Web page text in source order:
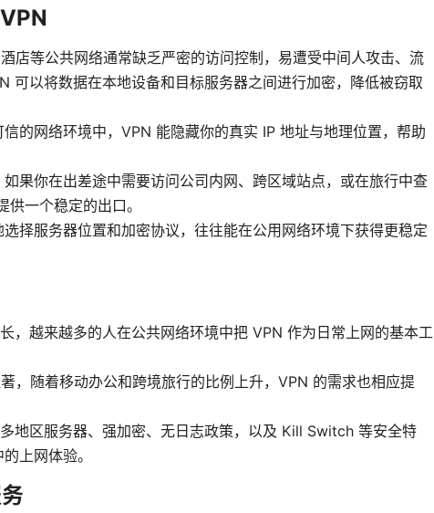
店等公共网络通常缺乏严密的访问控制，易遭受中间人攻击、流
可以将数据在本地设备和目标服务器之间进行加密，降低被窃取
的网络环境中，VPN 能隐藏你的真实 IP 地址与地理位置，帮助
果你在出差途中需要访问公司内网、跨区域站点，或在旅行中查
一个稳定的出口。
择服务器位置和加密协议，往往能在公用网络环境下获得更稳定
，越来越多的人在公共网络环境中把 VPN 作为日常上网的基本工
，随着移动办公和跨境旅行的比例上升，VPN 的需求也相应提
地区服务器、强加密、无日志政策，以及 Kill Switch 等安全特
上网体验。